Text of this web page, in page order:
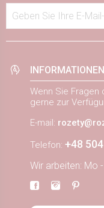
Geben Sie Ihre E-
INFORMATIONEN
Wenn Sie Fragen
gerne zur
E-mail:
Telefon: +48
Wir arbeiten: Mo